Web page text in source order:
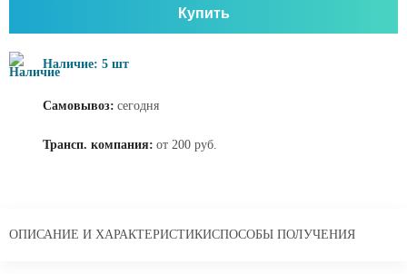
Купить
Наличие: 5 шт
Самовывоз: сегодня
Трансп. компания: от 200 руб.
ОПИСАНИЕ И ХАРАКТЕРИСТИКИСПОСОБЫ ПОЛУЧЕНИЯ